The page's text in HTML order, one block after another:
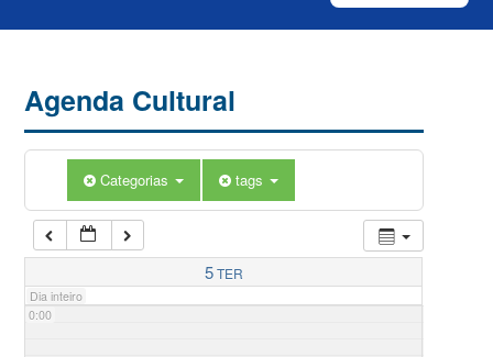
Agenda Cultural
Categorias tags
5TER
Dia inteiro
0:00